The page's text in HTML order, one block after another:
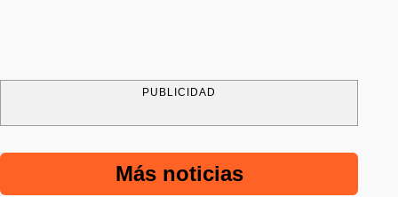
PUBLICIDAD
Más noticias